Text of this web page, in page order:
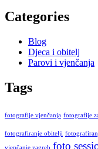
Categories
Blog
Djeca i obitelj
Parovi i vjenčanja
Tags
fotografije vjenčanja fotografije
fotografiranje obitelji
vjenčanje zagreb foto